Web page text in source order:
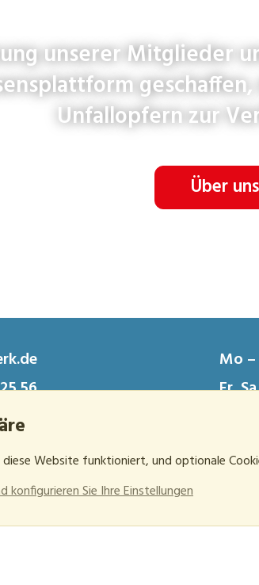
unserer Mitglieder
Unfallopfern zur
Über uns
56
Mo
Fr,
Datenschutz
Impressum
Website funktioniert, und optionale
Sie Ihre Einstellungen